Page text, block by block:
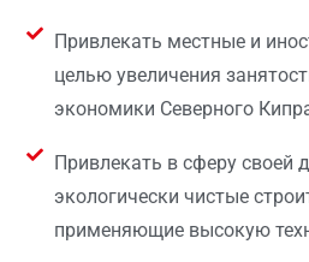
Привлекать местные и
целью увеличения
экономики Северного
Привлекать в сферу своей
экологически чистые
применяющие высокую